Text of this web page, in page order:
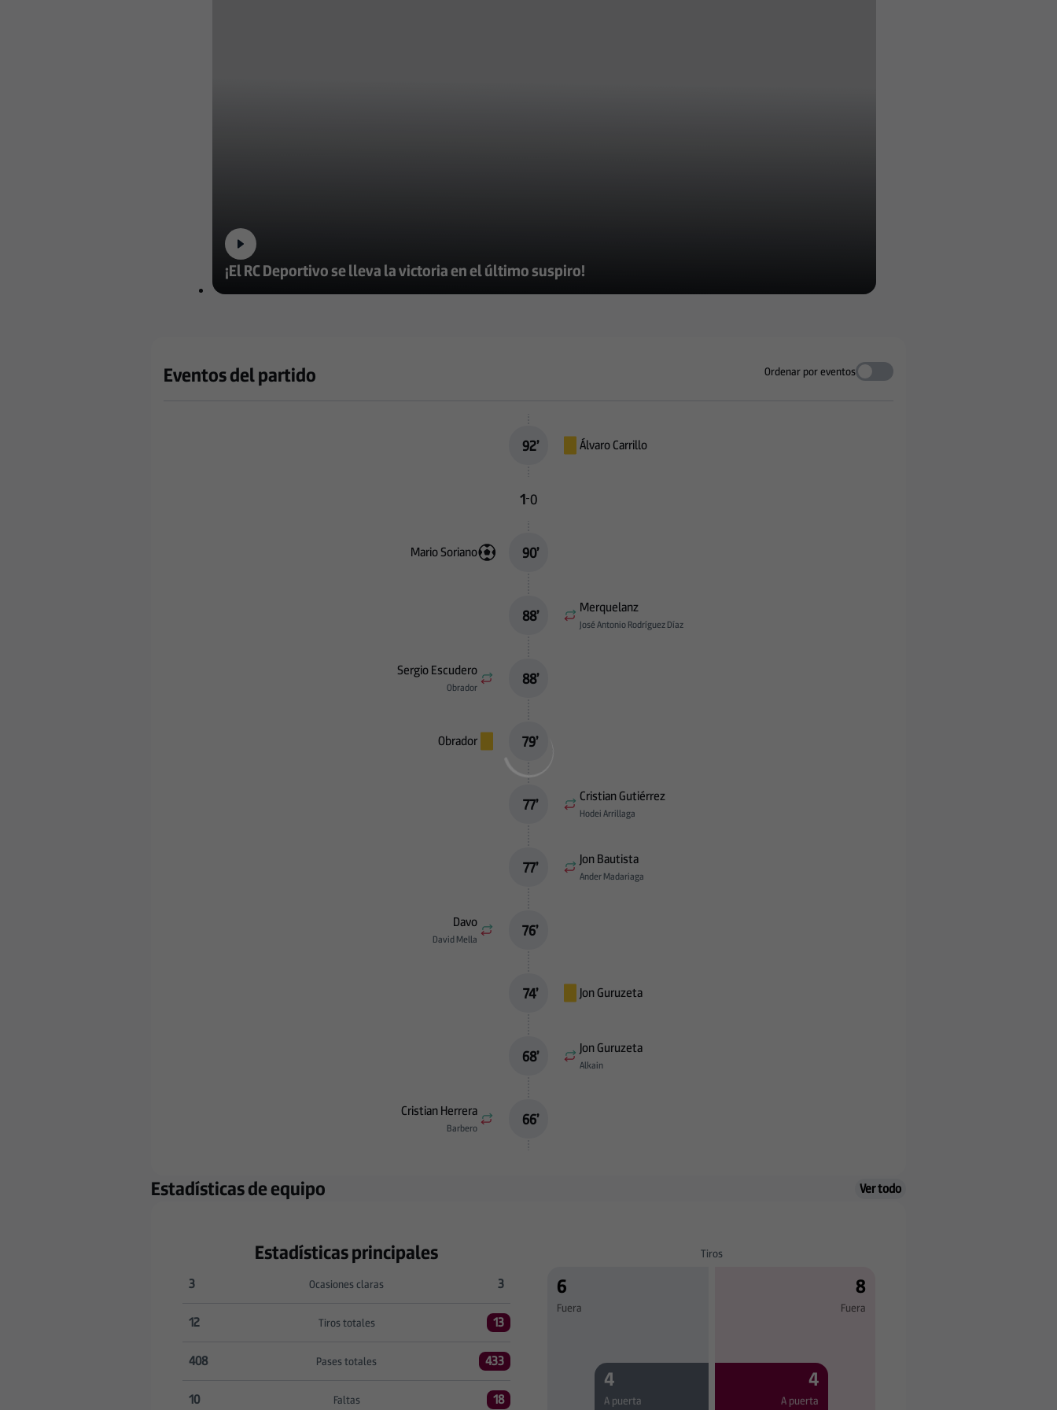
¡El RC Deportivo se lleva la victoria en el último suspiro!
Eventos del partido Ordenar por eventos
Álvaro Carrillo
92’
1-0
Mario Soriano 90’
Merquelanz
José Antonio Rodríguez Díaz
88’
Sergio Escudero
Obrador
88’
Obrador 79’
Cristian Gutiérrez
Hodei Arrillaga
77’
Jon Bautista
Ander Madariaga
77’
Davo
David Mella
76’
Jon Guruzeta
74’
Jon Guruzeta
Alkain
68’
Cristian Herrera
Barbero
66’
Estadísticas de equipo Ver todo
Estadísticas principales
Ocasiones claras:RC Deportivo 3 versus SD Eibar 3
3 Ocasiones claras 3
Tiros totales:RC Deportivo 12 versus SD Eibar 13
12 Tiros totales 13
Pases totales:RC Deportivo 408 versus SD Eibar 433
408 Pases totales 433
Faltas:RC Deportivo 10 versus SD Eibar 18
10 Faltas 18
Tiros
6
Fuera
4
A puerta
8
Fuera
4
A puerta